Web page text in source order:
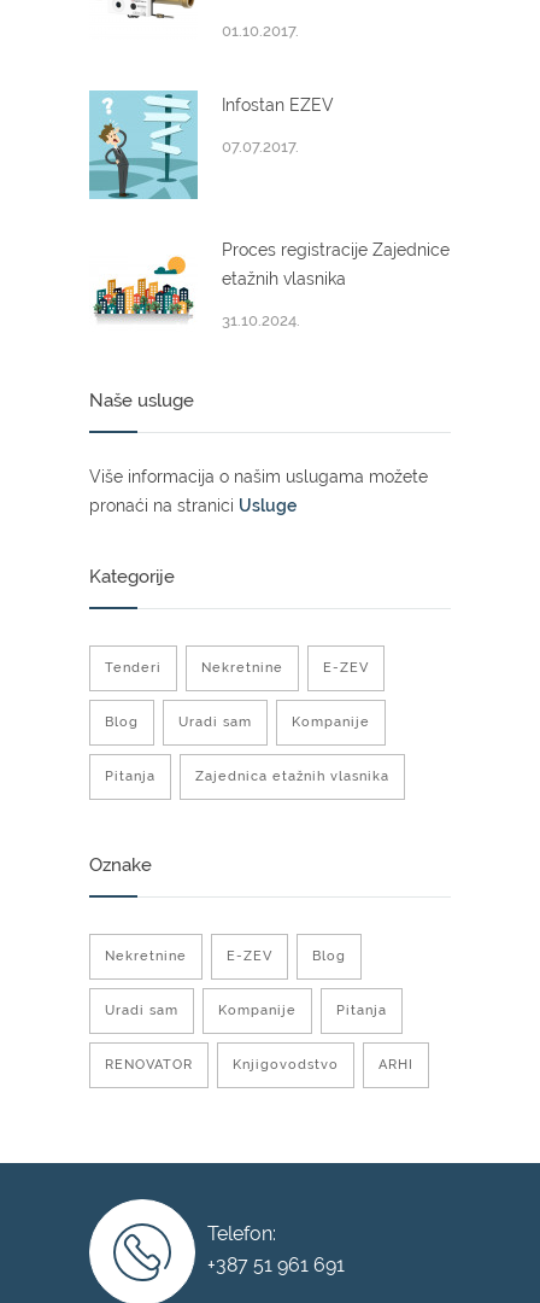
01.10.2017.
Infostan EZEV
07.07.2017.
Proces registracije Zajednice
etažnih vlasnika
31.10.2024.
Naše usluge
Više informacija o našim uslugama možete
pronaći na stranici Usluge
Kategorije
Tenderi Nekretnine E-ZEV
Blog Uradi sam Kompanije
Pitanja Zajednica etažnih vlasnika
Oznake
Nekretnine E-ZEV Blog
Uradi sam Kompanije Pitanja
RENOVATOR Knjigovodstvo ARHI
Telefon:
+387 51 961 691